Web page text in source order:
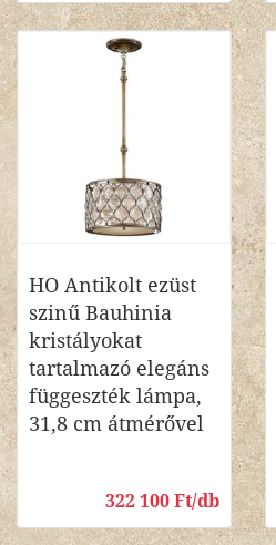
HO Antikolt ezüst
szinű Bauhinia
kristályokat
tartalmazó elegáns
függeszték lámpa,
31,8 cm átmérővel
322 100 Ft/db